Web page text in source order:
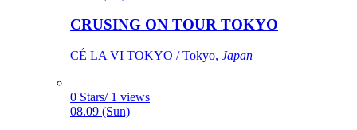
CRUSING ON TOUR TOKYO
CÉ LA VI TOKYO / Tokyo, Japan
0 Stars/ 1 views
08.09 (Sun)